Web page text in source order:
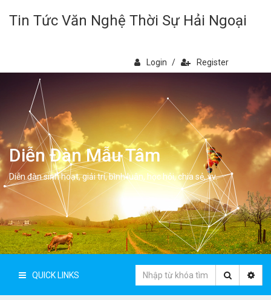
Tin Tức Văn Nghệ Thời Sự Hải Ngoại
Login / Register
Diễn Đàn Mẫu Tâm
Diễn đàn sinh hoạt, giải trí, bình luân, học hỏi, chia sẻ, vv.
QUICK LINKS